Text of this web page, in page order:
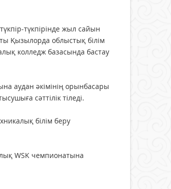
түкпірінде жыл сайын
Қызылорда облыстық білім
колледж базасында бастау
аудан әкімінің орынбасары
сәттілік тіледі.
білім беру
WSK чемпионатына